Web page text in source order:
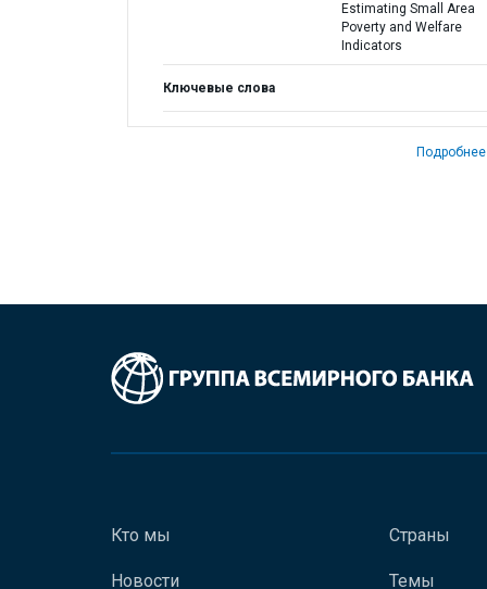
Estimating Small Area
Poverty and Welfare
Indicators
Ключевые слова
Подробнее
Кто мы
Новости
Страны
Темы